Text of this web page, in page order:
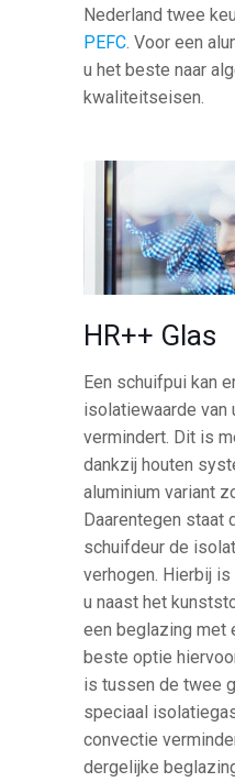
Nederland twee
PEFC. Voor een
u het beste naar
kwaliteitseisen.
HR++ Glas
Een schuifpui kan
isolatiewaarde van
vermindert. Dit is
dankzij houten
aluminium variant
Daarentegen staat
schuifdeur de
verhogen. Hierbij
u naast het
een beglazing met
beste optie
is tussen de twee
speciaal
convectie
dergelijke